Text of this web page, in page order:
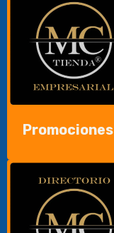
Promociones